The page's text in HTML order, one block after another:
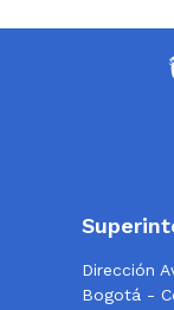
Dirección
Bogotá -